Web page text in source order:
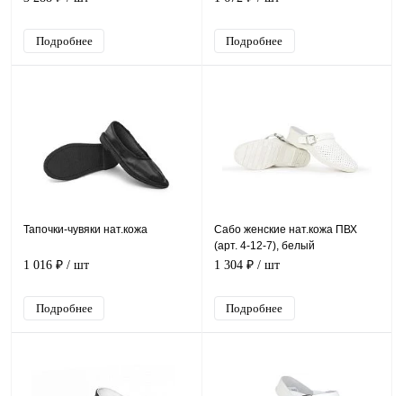
Подробнее Подробнее
Тапочки-чувяки нат.кожа
1 016 ₽ / шт
Подробнее
Сабо женские нат.кожа ПВХ
(арт. 4-12-7), белый
1 304 ₽ / шт
Подробнее